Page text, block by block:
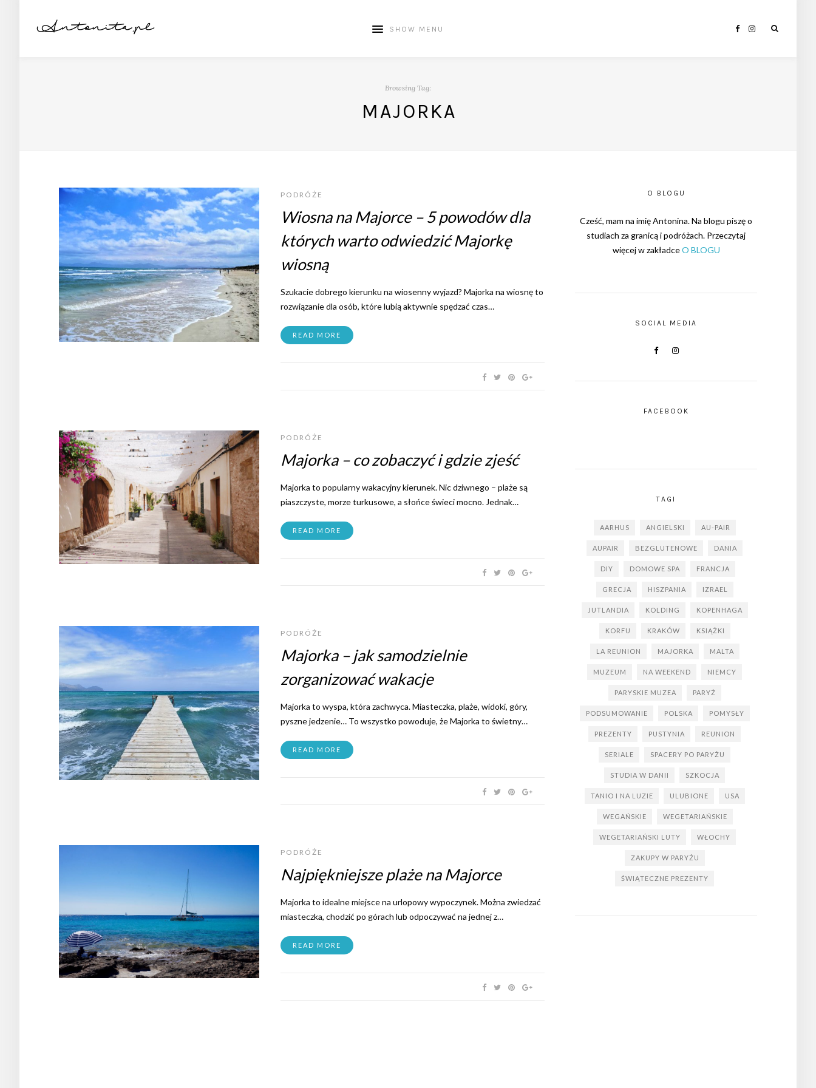
Antonita.pl SHOW MENU
Browsing Tag:
MAJORKA
PODRÓŻE
Wiosna na Majorce – 5 powodów dla
których warto odwiedzić Majorkę
wiosną
Szukacie dobrego kierunku na wiosenny wyjazd? Majorka na wiosnę to
rozwiązanie dla osób, które lubią aktywnie spędzać czas…
READ MORE
PODRÓŻE
Majorka – co zobaczyć i gdzie zjeść
Majorka to popularny wakacyjny kierunek. Nic dziwnego – plaże są
piaszczyste, morze turkusowe, a słońce świeci mocno. Jednak…
READ MORE
PODRÓŻE
Majorka – jak samodzielnie
zorganizować wakacje
Majorka to wyspa, która zachwyca. Miasteczka, plaże, widoki, góry,
pyszne jedzenie… To wszystko powoduje, że Majorka to świetny…
READ MORE
PODRÓŻE
Najpiękniejsze plaże na Majorce
Majorka to idealne miejsce na urlopowy wypoczynek. Można zwiedzać
miasteczka, chodzić po górach lub odpoczywać na jednej z…
READ MORE
O BLOGU
Cześć, mam na imię Antonina. Na blogu piszę o
studiach za granicą i podróżach. Przeczytaj
więcej w zakładceO BLOGU
SOCIAL MEDIA
FACEBOOK
TAGI
AARHUS ANGIELSKI AU-PAIR
AUPAIR BEZGLUTENOWE DANIA
DIY DOMOWE SPA FRANCJA
GRECJA HISZPANIA IZRAEL
JUTLANDIA KOLDING KOPENHAGA
KORFU KRAKÓW KSIĄŻKI
LA REUNION MAJORKA MALTA
MUZEUM NA WEEKEND NIEMCY
PARYSKIE MUZEA PARYŻ
PODSUMOWANIE POLSKA POMYSŁY
PREZENTY PUSTYNIA REUNION
SERIALE SPACERY PO PARYŻU
STUDIA W DANII SZKOCJA
TANIO I NA LUZIE ULUBIONE USA
WEGAŃSKIE WEGETARIAŃSKIE
WEGETARIAŃSKI LUTY WŁOCHY
ZAKUPY W PARYŻU
ŚWIĄTECZNE PREZENTY